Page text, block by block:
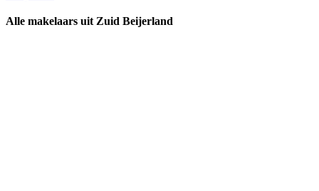
Alle makelaars uit Zuid Beijerland